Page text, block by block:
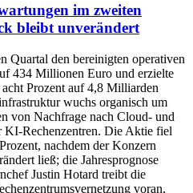
im zweiten
bleibt unverändert
Quartal den bereinigten operativen
434 Millionen Euro und erzielte
Prozent auf 4,8 Milliarden
wuchs organisch um
von Nachfrage nach Cloud- und
Rechenzentren. Die Aktie fiel
nachdem der Konzern
ließ; die Jahresprognose
Justin Hotard treibt die
voran,